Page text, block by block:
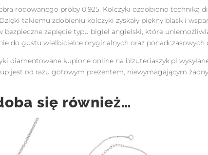
rodowanego próby 0,925. Kolczyki ozdobiono
takiemu zdobieniu kolczyki zyskały piękny blask i
bezpieczne zapięcie typu bigiel angielski, które
do gustu wielbicielce oryginalnych oraz ponadczasowych
diamentowane kupione online na bizuteriaszyk.pl
jest od razu gotowym prezentem, niewymagającym
się również…